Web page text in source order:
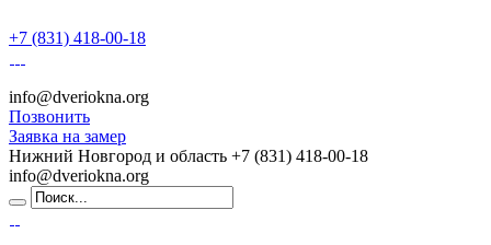
+7 (831) 418-00-18
info@dveriokna.org
Позвонить
Заявка на замер
Нижний Новгород и область +7 (831) 418-00-18
info@dveriokna.org